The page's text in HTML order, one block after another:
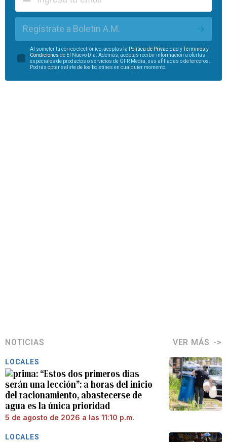
Regístrate a Boletín A.M.
Al someter tu correo electrónico, aceptas la Política de Privacidad yTérminos y
Condiciones de El Nuevo Día. Además, aceptas recibir información u ofertas
especiales de productos o servicios de GFR Media, sus afiliadas o de terceros.
Podrás optar salirte de los boletines en cualquier momento.
NOTICIAS VER MÁS
LOCALES
“Estos dos primeros días
serán una lección”: a horas del inicio
del racionamiento, abastecerse de
agua es la única prioridad
5 de agosto de 2026 a las 11:10 p.m.
LOCALES